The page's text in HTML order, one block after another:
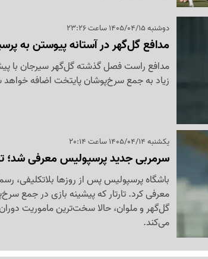
دوشنبه 1405/04/15 ساعت 23:26
مدافع گل‌گهر در آستانه پیوستن به
مدافع راست فصل گذشته گل‌گهر سیرجان با
زیاد به جمع سرخ‌پوشان پایتخت اضافه
یکشنبه 1405/04/14 ساعت 20:14
سرمربی جدید پرسپولیس معرفی شد؛
باشگاه پرسپولیس پس از روزها بلاتکلیفی،
معرفی کرد. تارتار که پیشینه بازی در جمع
گل‌گهر و ملوان، حالا سخت‌ترین ماموریت
می‌کند.